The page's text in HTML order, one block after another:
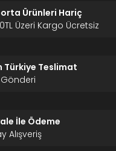
Ürünleri Hariç
Üzeri Kargo Ücretsiz
Türkiye Teslimat
Gönderi
İle Ödeme
Alışveriş